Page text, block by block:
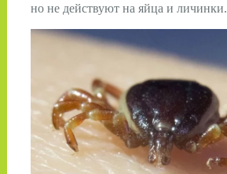
но не действуют на ­яйца и личинки.